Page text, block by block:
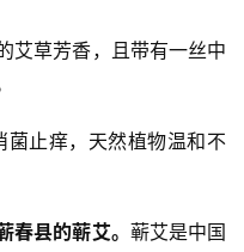
艾草芳香，且带有一丝中
菌止痒，天然植物温和不
春县的蕲艾。 蕲艾是中国